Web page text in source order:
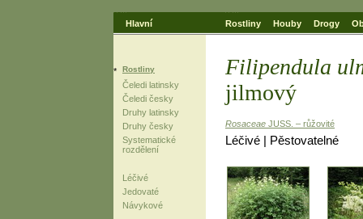
Hlavní Rostliny Houby Drogy
Rostliny
Čeledi latinsky
Čeledi česky
Druhy latinsky
Druhy česky
Systematické
rozdělení
Léčivé
Jedovaté
Návykové
Filipendula
jilmový
Rosaceae JUSS. – růžovité
Léčivé | Pěstovatelné